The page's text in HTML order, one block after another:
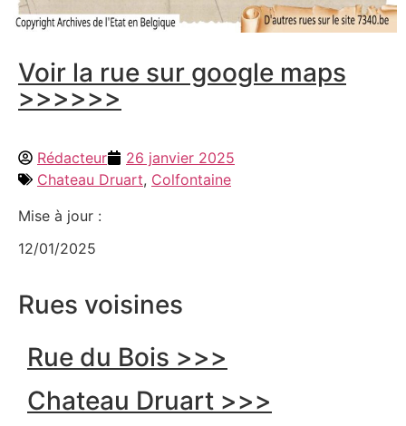
Voir la rue sur google maps
>>>>>>
Rédacteur
26 janvier 2025
Chateau Druart, Colfontaine
Mise à jour :
12/01/2025
Rues voisines
Rue du Bois >>>
Chateau Druart >>>